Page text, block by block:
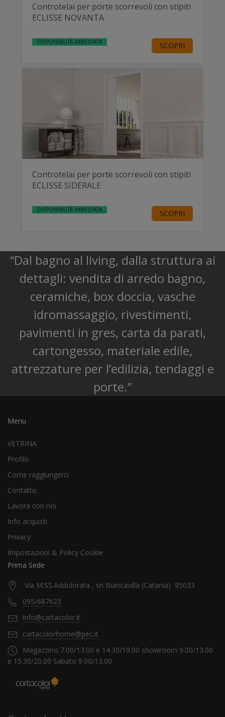
Controtelai per porte scorrevoli con stipiti
ECLISSE NOVANTA
DISPONIBILITÀ IMMEDIATA SCOPRI
Controtelai per porte scorrevoli con stipiti
ECLISSE SIDERALE
DISPONIBILITÀ IMMEDIATA SCOPRI
“Dal bagno al living, dalla struttura ai
dettagli: vendita di arredo bagno,
ceramiche, box doccia, vasche
idromassaggio, rivestimenti,
pavimenti in gres, carta da parati,
cartongesso, materiale edile,
attrezzature per l’edilizia, tendaggi e
porte.”
Menu
VETRINA
Profilo
Come raggiungerci
Contatto
Lavora con noi
Info acquisti
Privacy
Impostazioni & Policy Cookie
Prima Sede
Via M.SS.Addolorata , sn Biancavilla (Catania) 95033
095/687623
info@cartacolor.it
cartacolorhome@pec.it
Magazzino 7.00/13.00 e 14.30/19.00 showroom 9.00/13.00
e 15.30/20.00 Sabato 9.00/13.00